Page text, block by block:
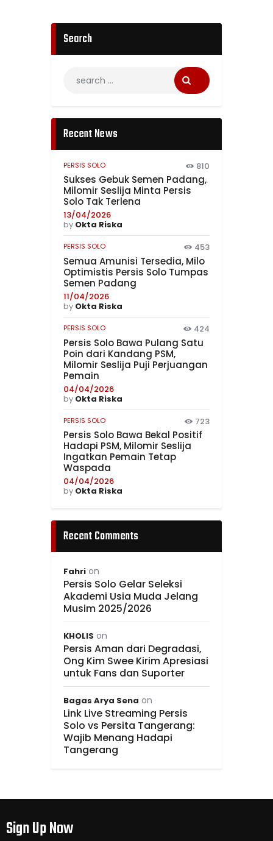
Search
Recent News
PERSIS SOLO 810
Sukses Gebuk Semen Padang,
Milomir Seslija Minta Persis
Solo Tak Terlena
13/04/2026
by Okta Riska
PERSIS SOLO 453
Semua Amunisi Tersedia, Milo
Optimistis Persis Solo Tumpas
Semen Padang
11/04/2026
by Okta Riska
PERSIS SOLO 424
Persis Solo Bawa Pulang Satu
Poin dari Kandang PSM,
Milomir Seslija Puji Perjuangan
Pemain
04/04/2026
by Okta Riska
PERSIS SOLO 723
Persis Solo Bawa Bekal Positif
Hadapi PSM, Milomir Seslija
Ingatkan Pemain Tetap
Waspada
04/04/2026
by Okta Riska
Recent Comments
Fahri on
Persis Solo Gelar Seleksi
Akademi Usia Muda Jelang
Musim 2025/2026
KHOLIS on
Persis Aman dari Degradasi,
Ong Kim Swee Kirim Apresiasi
untuk Fans dan Suporter
Bagas Arya Sena on
Link Live Streaming Persis
Solo vs Persita Tangerang:
Wajib Menang Hadapi
Tangerang
Sign Up Now